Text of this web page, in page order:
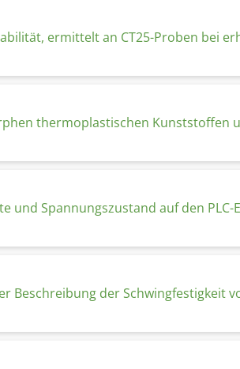
ermittelt an CT25-Proben bei
thermoplastischen Kunststoffen
Spannungszustand auf den
Beschreibung der Schwingfestigkeit